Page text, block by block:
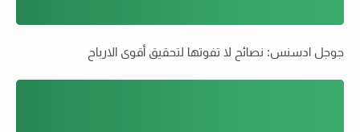
جوجل ادسنس: نصائح لا تفوتها لتحقيق أقوى الارباح